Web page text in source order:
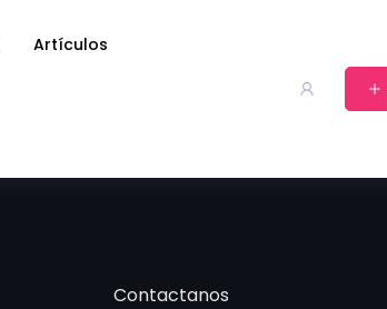
Artículos
Contactanos